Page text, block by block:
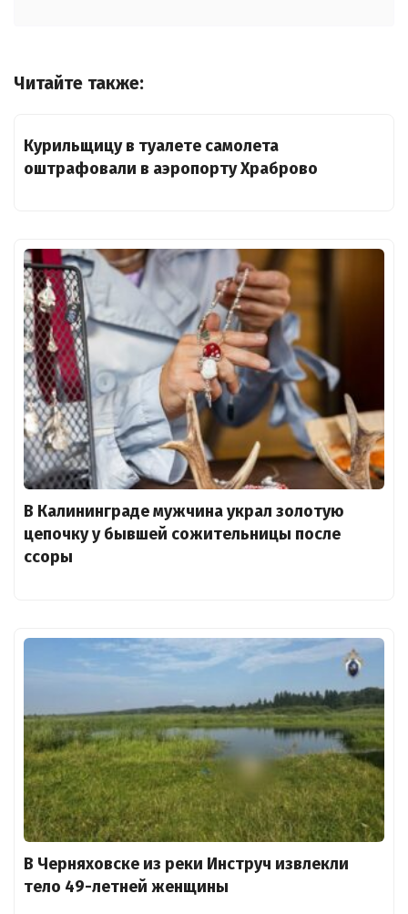
Читайте также:
Курильщицу в туалете самолета
оштрафовали в аэропорту Храброво
В Калининграде мужчина украл золотую
цепочку у бывшей сожительницы после
ссоры
В Черняховске из реки Инструч извлекли
тело 49-летней женщины